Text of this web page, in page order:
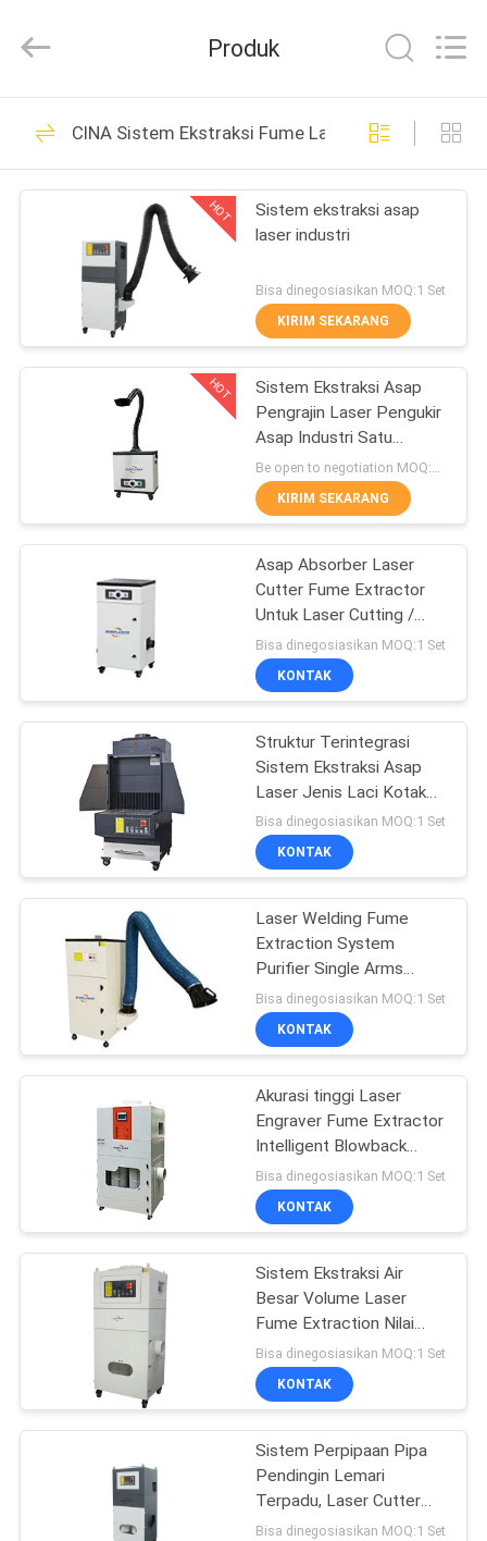
RUMAH
PRODUK
PERTUNJUKAN
TENTANG
KONTROL
KUALITAS
HUBUNGI
KAMI
PERMINTAAN
PENAWARAN
РУССКИЙ
САЙТ
SITEMAP
PRIVACY
POLICY
Technology
Rights
Mesin Pemotongan
Laser Serat Logam
131
industri Laser
Cutting Machine
11
Mesin Pemotong
Tabung Laser Serat
25
Mesin Pembersih
Laser
108
Mesin Las Laser
Genggam
160
Serat Laser
menandai mesin
42
Produk
CINA Sistem Ekstraksi Fume Laser
HOT
Sistem ekstraksi asap
laser industri
Bisa dinegosiasikan MOQ:1 Set
KIRIM SEKARANG
HOT
Sistem Ekstraksi Asap
Pengrajin Laser Pengukir
Asap Industri Satu
Lengan
KIRIM SEKARANG
Asap Absorber Laser
Cutter Fume Extractor
Untuk Laser Cutting /
Mesin Solder
Bisa dinegosiasikan MOQ:1 Set
KONTAK
Struktur Terintegrasi
Sistem Ekstraksi Asap
Laser Jenis Laci Kotak
Pengumpul Debu
Bisa dinegosiasikan MOQ:1 Set
KONTAK
Laser Welding Fume
Extraction System
Purifier Single Arms
Garansi 1 Tahun
Bisa dinegosiasikan MOQ:1 Set
KONTAK
Akurasi tinggi Laser
Engraver Fume Extractor
Intelligent Blowback
Control System
Bisa dinegosiasikan MOQ:1 Set
KONTAK
Sistem Ekstraksi Air
Besar Volume Laser
Fume Extraction Nilai
Keselamatan CE
Sertifikat
Bisa dinegosiasikan MOQ:1 Set
KONTAK
Sistem Perpipaan Pipa
Pendingin Lemari
Terpadu, Laser Cutter
Fume Extractor
Bisa dinegosiasikan MOQ:1 Set